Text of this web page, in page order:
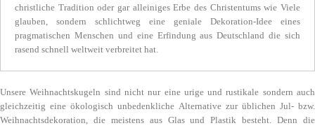
christliche Tradition oder gar alleiniges Erbe des Christentums wie Viele
glauben, sondern schlichtweg eine geniale Dekoration-Idee eines
pragmatischen Menschen und eine Erfindung aus Deutschland die sich
rasend schnell weltweit verbreitet hat.
Unsere Weihnachtskugeln sind nicht nur eine urige und rustikale sondern auch
gleichzeitig eine ökologisch unbedenkliche Alternative zur üblichen Jul- bzw.
Weihnachtsdekoration, die meistens aus Glas und Plastik besteht. Denn die